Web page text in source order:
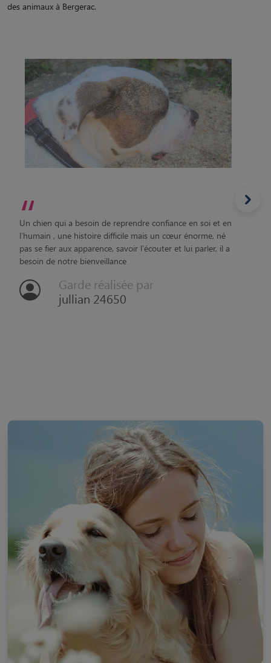
des animaux à Bergerac.
“
Un chien qui a besoin de reprendre confiance en soi et en
l’humain , une histoire difficile mais un cœur énorme, né
pas se fier aux apparence, savoir l’écouter et lui parler, il a
besoin de notre bienveillance
Garde réalisée par
jullian 24650